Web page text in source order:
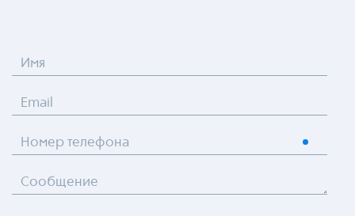
Имя
Email
Номер телефона
Сообщение